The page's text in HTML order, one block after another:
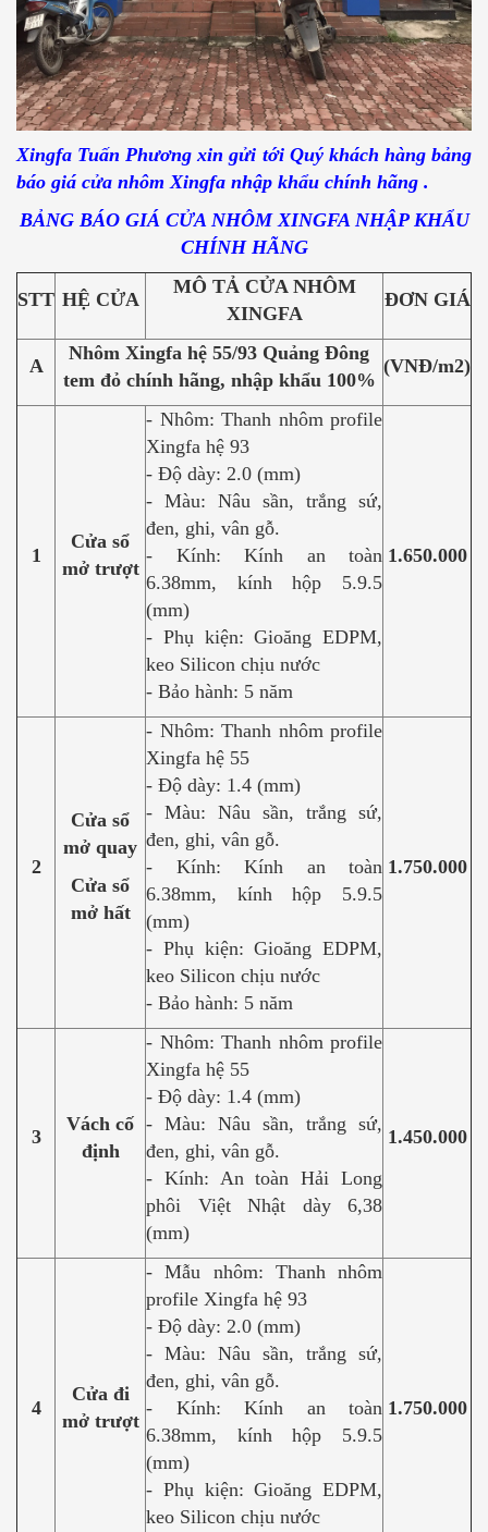
Xingfa Tuấn Phương xin gửi tới Quý khách hàng bảng
báo giá cửa nhôm Xingfa nhập khẩu chính hãng .
BẢNG BÁO GIÁ CỬA NHÔM XINGFA NHẬP KHẨU
CHÍNH HÃNG
STT HỆ CỬA
MÔ TẢ CỬA NHÔM
XINGFA
ĐƠN GIÁ
A
Nhôm Xingfa hệ 55/93 Quảng Đông
tem đỏ chính hãng, nhập khẩu 100%
(VNĐ/m2)
1
Cửa sổ
mở trượt
- Nhôm: Thanh nhôm profile
Xingfa hệ 93
- Độ dày: 2.0 (mm)
- Màu: Nâu sần, trắng sứ,
đen, ghi, vân gỗ.
- Kính: Kính an toàn
6.38mm, kính hộp 5.9.5
(mm)
- Phụ kiện: Gioăng EDPM,
keo Silicon chịu nước
- Bảo hành: 5 năm
1.650.000
2
Cửa sổ
mở quay
Cửa sổ
mở hất
- Nhôm: Thanh nhôm profile
Xingfa hệ 55
- Độ dày: 1.4 (mm)
- Màu: Nâu sần, trắng sứ,
đen, ghi, vân gỗ.
- Kính: Kính an toàn
6.38mm, kính hộp 5.9.5
(mm)
- Phụ kiện: Gioăng EDPM,
keo Silicon chịu nước
- Bảo hành: 5 năm
1.750.000
3
Vách cố
định
- Nhôm: Thanh nhôm profile
Xingfa hệ 55
- Độ dày: 1.4 (mm)
- Màu: Nâu sần, trắng sứ,
đen, ghi, vân gỗ.
- Kính: An toàn Hải Long
phôi Việt Nhật dày 6,38
(mm)
1.450.000
4
Cửa đi
mở trượt
- Mẫu nhôm: Thanh nhôm
profile Xingfa hệ 93
- Độ dày: 2.0 (mm)
- Màu: Nâu sần, trắng sứ,
đen, ghi, vân gỗ.
- Kính: Kính an toàn
6.38mm, kính hộp 5.9.5
(mm)
- Phụ kiện: Gioăng EDPM,
keo Silicon chịu nước
1.750.000